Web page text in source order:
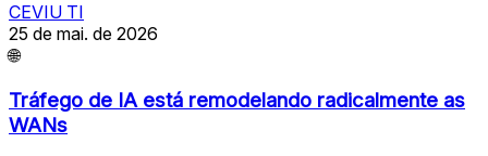
CEVIU TI
25 de mai. de 2026
🌐
Tráfego de IA está remodelando radicalmente as
WANs